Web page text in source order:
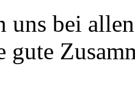
uns bei
gute